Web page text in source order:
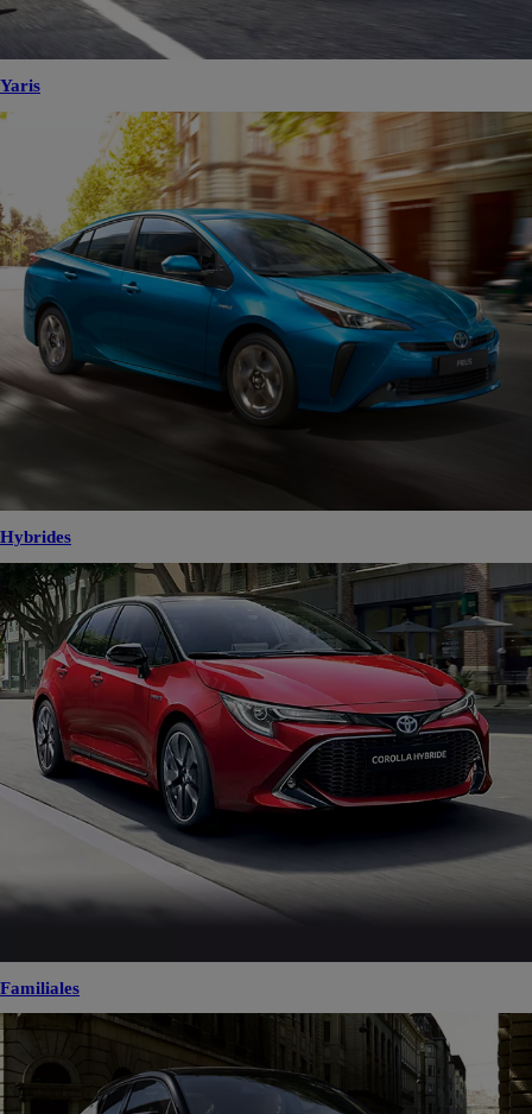
Yaris
Hybrides
Familiales